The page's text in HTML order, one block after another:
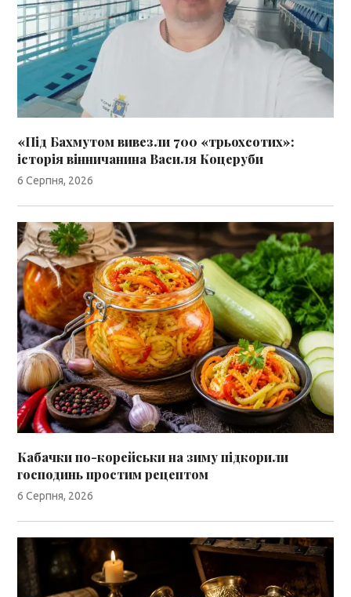
«Під Бахмутом вивезли 700 «трьохсотих»:
історія вінничанина Василя Коцеруби
6 Серпня, 2026
Кабачки по-корейськи на зиму підкорили
господинь простим рецептом
6 Серпня, 2026